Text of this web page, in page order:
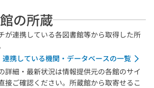
の所蔵
が連携している各図書館等から取得した所
連携している機関・データベースの一覧
詳細・最新状況は情報提供元の各館のサイ
接ご確認ください。所蔵館から取寄せるこ